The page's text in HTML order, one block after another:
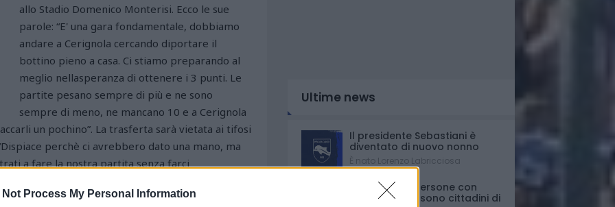
Not Process My Personal Information
allo Stadio Domenico Monterisi. Ecco le sue
parole: “E' una gara fondamentale, dobbiamo
andare a Cerignola cercando diportare il
bottino pieno a casa. Ci stiamo preparando al
meglio nellasperanza di ottenere i 3 punti. Le
partite pesano sempre di più e ne sono
sempre di meno, ne mancano 10 e a Cerignola
un pochino”. La trasferta sarà vietata ai tifosi
perchè ci avrebbero dato una mano, ma
a fare la nostra partita senza farci
e considerato che veniamo da un po' di partite
il terzo posto il prima possibile per poi
Ultime news
Il presidente Sebastiani è
diventato di nuovo nonno
È nato Lorenzo Labricciosa
Ferrante: "Le persone con
disabilità non sono cittadini di